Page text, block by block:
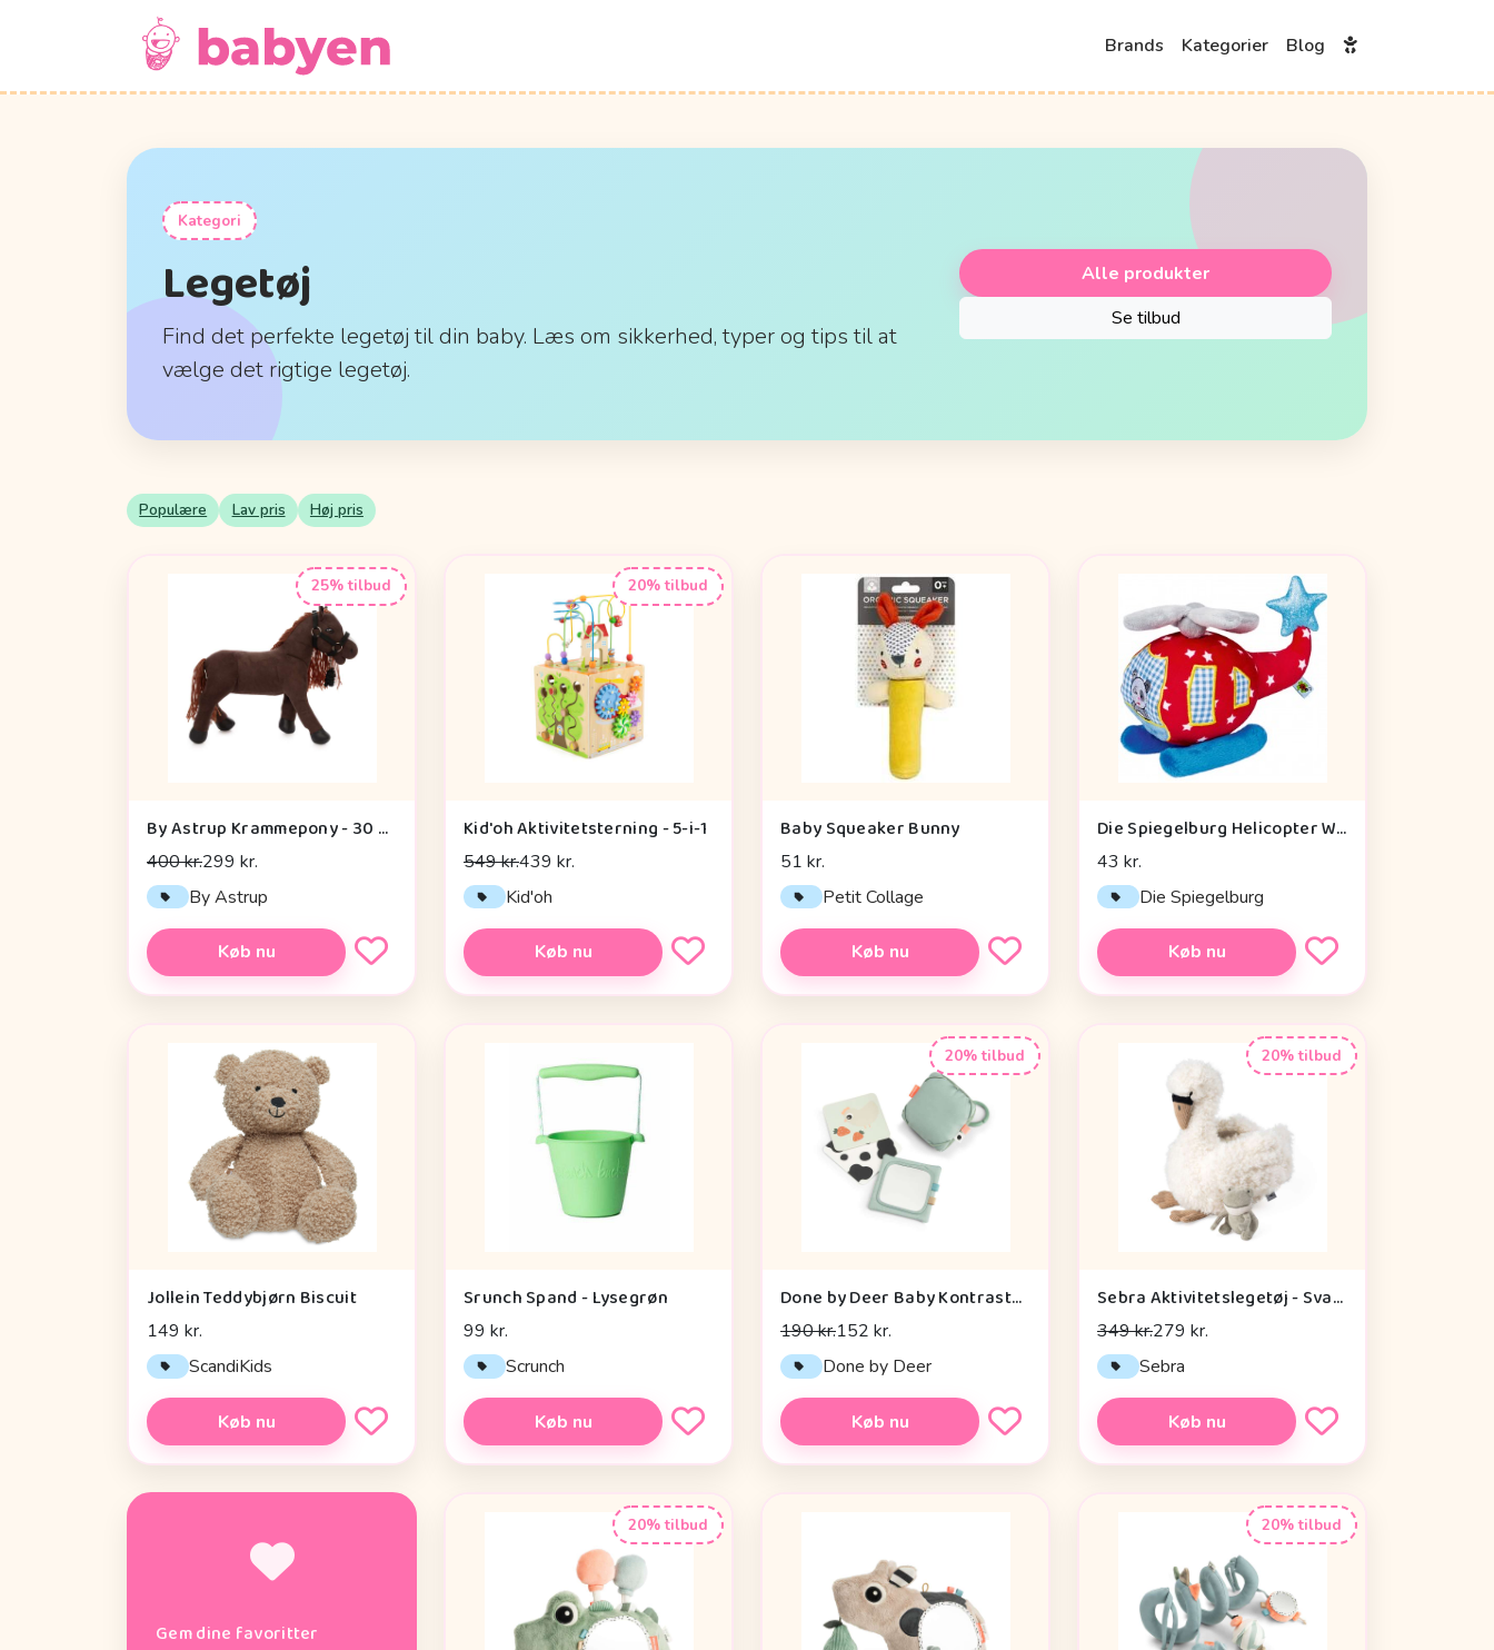
Brands Kategorier Blog
Kategori
Legetøj
Find det perfekte legetøj til din baby. Læs om sikkerhed, typer og tips til at
vælge det rigtige legetøj.
Alle produkter
Se tilbud
Populære Lav pris Høj pris
25% tilbud
By Astrup Krammepony - 30 cm. - Pixie - Brun
400 kr.299 kr.
By Astrup
Køb nu
20% tilbud
Kid'oh Aktivitetsterning - 5-i-1
549 kr.439 kr.
Kid'oh
Køb nu
Baby Squeaker Bunny
51 kr.
Petit Collage
Køb nu
Die Spiegelburg Helicopter With Vibration Module Baby Charms - Legetøj
43 kr.
Die Spiegelburg
Køb nu
Jollein Teddybjørn Biscuit
149 kr.
ScandiKids
Køb nu
Srunch Spand - Lysegrøn
99 kr.
Scrunch
Køb nu
20% tilbud
Done by Deer Baby Kontrastkortholder - Tiny Farm - Grøn
190 kr.152 kr.
Done by Deer
Køb nu
20% tilbud
Sebra Aktivitetslegetøj - Svane
349 kr.279 kr.
Sebra
Køb nu
Gem dine favoritter
20% tilbud 20% tilbud